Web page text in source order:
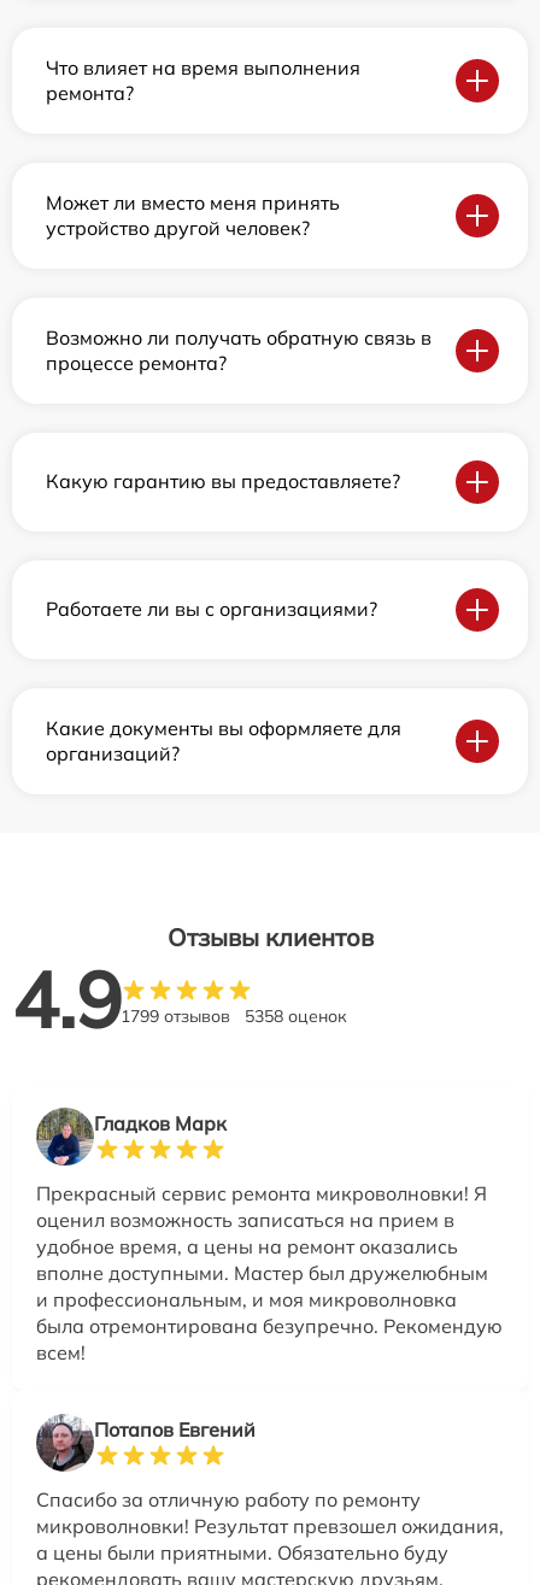
Что влияет на время выполнения
ремонта?
Может ли вместо меня принять
устройство другой человек?
Возможно ли получать обратную связь в
процессе ремонта?
Какую гарантию вы предоставляете?
Работаете ли вы с организациями?
Какие документы вы оформляете для
организаций?
Отзывы клиентов
4.91799 отзывов 5358 оценок
Гладков Марк
Прекрасный сервис ремонта микроволновки! Я
оценил возможность записаться на прием в
удобное время, а цены на ремонт оказались
вполне доступными. Мастер был дружелюбным
и профессиональным, и моя микроволновка
была отремонтирована безупречно. Рекомендую
всем!
Потапов Евгений
Спасибо за отличную работу по ремонту
микроволновки! Результат превзошел ожидания,
а цены были приятными. Обязательно буду
рекомендовать вашу мастерскую друзьям.